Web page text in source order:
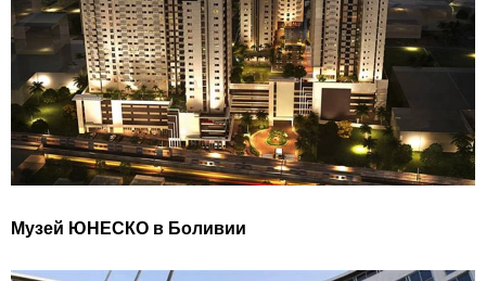
Музей ЮНЕСКО в Боливии